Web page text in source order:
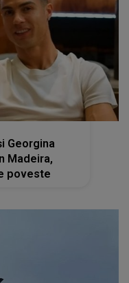
Georgina
Madeira,
poveste